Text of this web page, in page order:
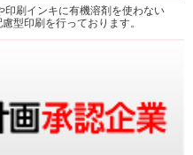
刷インキに有機溶剤を使わない
型印刷を行っております。